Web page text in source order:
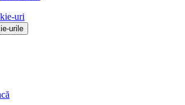
uri
urile